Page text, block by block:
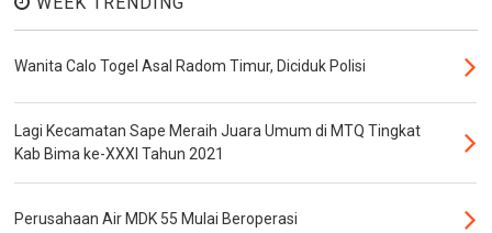
Wanita Calo Togel Asal Radom Timur, Diciduk Polisi
Lagi Kecamatan Sape Meraih Juara Umum di MTQ Tingkat
Kab Bima ke-XXXI Tahun 2021
Perusahaan Air MDK 55 Mulai Beroperasi